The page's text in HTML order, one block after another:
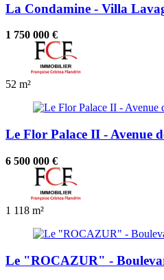
La Condamine - Villa
1 750 000 €
52 m²
Le Flor Palace II - Avenue
6 500 000 €
1 118 m²
Le "ROCAZUR" -